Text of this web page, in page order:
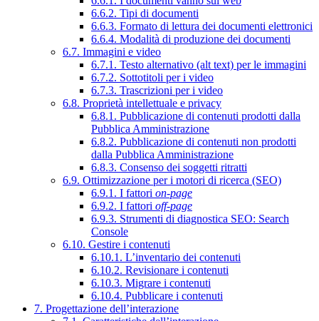
6.6.2. Tipi di documenti
6.6.3. Formato di lettura dei documenti elettronici
6.6.4. Modalità di produzione dei documenti
6.7. Immagini e video
6.7.1. Testo alternativo (alt text) per le immagini
6.7.2. Sottotitoli per i video
6.7.3. Trascrizioni per i video
6.8. Proprietà intellettuale e privacy
6.8.1. Pubblicazione di contenuti prodotti dalla
Pubblica Amministrazione
6.8.2. Pubblicazione di contenuti non prodotti
dalla Pubblica Amministrazione
6.8.3. Consenso dei soggetti ritratti
6.9. Ottimizzazione per i motori di ricerca (SEO)
6.9.1. I fattori on-page
6.9.2. I fattori off-page
6.9.3. Strumenti di diagnostica SEO: Search
Console
6.10. Gestire i contenuti
6.10.1. L’inventario dei contenuti
6.10.2. Revisionare i contenuti
6.10.3. Migrare i contenuti
6.10.4. Pubblicare i contenuti
7. Progettazione dell’interazione